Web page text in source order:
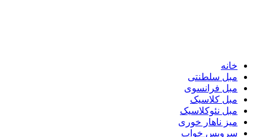
خانه
مبل سلطنتی
مبل فرانسوی
مبل کلاسیک
مبل نئوکلاسیک
میز ناهار خوری
سرویس خواب